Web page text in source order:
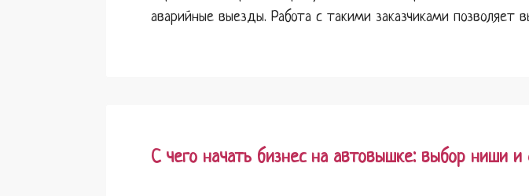
аварийные выезды. Работа с такими заказчиками позволяет
С чего начать бизнес на автовышке: выбор ниши